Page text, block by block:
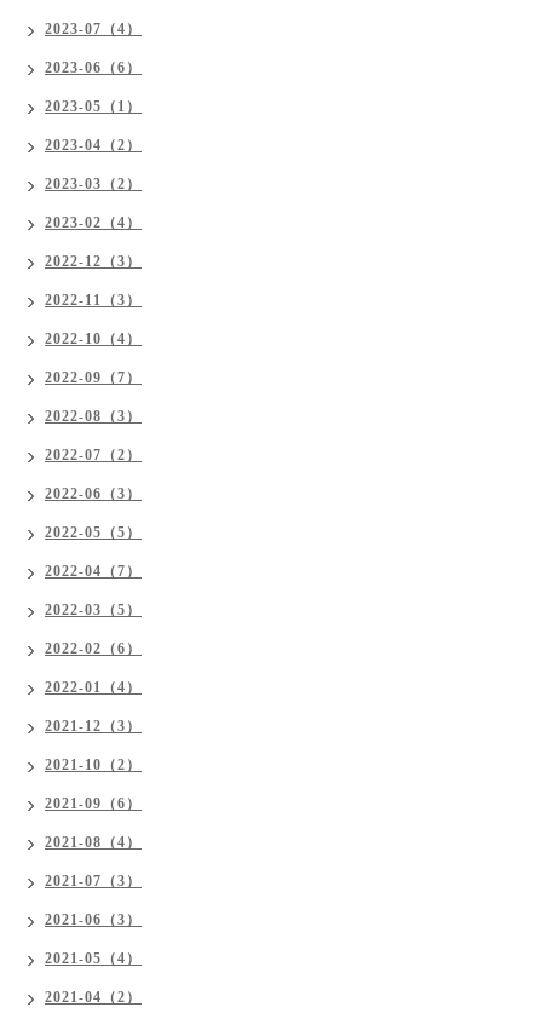
2023-07（4）
2023-06（6）
2023-05（1）
2023-04（2）
2023-03（2）
2023-02（4）
2022-12（3）
2022-11（3）
2022-10（4）
2022-09（7）
2022-08（3）
2022-07（2）
2022-06（3）
2022-05（5）
2022-04（7）
2022-03（5）
2022-02（6）
2022-01（4）
2021-12（3）
2021-10（2）
2021-09（6）
2021-08（4）
2021-07（3）
2021-06（3）
2021-05（4）
2021-04（2）